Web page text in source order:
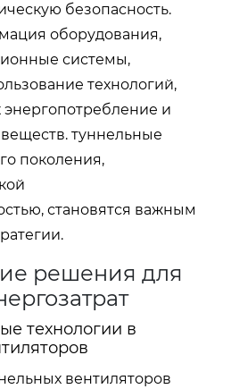
безопасность.
оборудования,
системы,
технологий,
и
туннельные
поколения,
становятся важным
решения для
технологии в
вентиляторов